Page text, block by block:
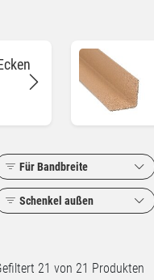
Für Bandbreite
Schenkel außen
21 von 21 Produkten